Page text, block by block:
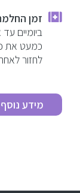
זמן
ביומיים
כמעט את
לחזור
מידע נוסף